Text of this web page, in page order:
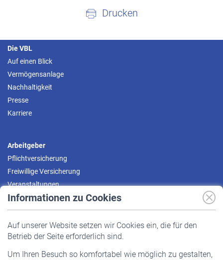
Informationen zu Cookies
Auf unserer Website setzen wir Cookies ein, die für den
Betrieb der Seite erforderlich sind.
Um Ihren Besuch so komfortabel wie möglich zu gestalten,
Drucken
Die VBL
Auf einen Blick
Vermögensanlage
Nachhaltigkeit
Presse
Karriere
Arbeitgeber
Pflichtversicherung
Freiwillige Versicherung
Veranstaltungen
Pflichtversicherung
Staatliche Förderung